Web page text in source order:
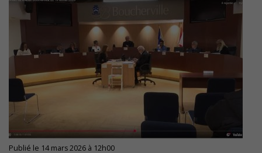
Publié le 14 mars 2026 à 12h00